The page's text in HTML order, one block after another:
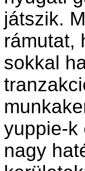
játszik.
rámutat,
sokkal
yuppie-k
nagy